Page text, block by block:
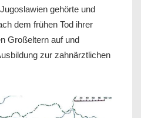
gehörte und
dem frühen Tod ihrer
Großeltern auf und
zur zahnärztlichen